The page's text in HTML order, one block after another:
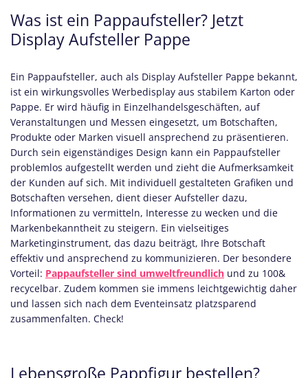
Was ist ein Pappaufsteller? Jetzt
Display Aufsteller Pappe
Ein Pappaufsteller, auch als Display Aufsteller Pappe bekannt,
ist ein wirkungsvolles Werbedisplay aus stabilem Karton oder
Pappe. Er wird häufig in Einzelhandelsgeschäften, auf
Veranstaltungen und Messen eingesetzt, um Botschaften,
Produkte oder Marken visuell ansprechend zu präsentieren.
Durch sein eigenständiges Design kann ein Pappaufsteller
problemlos aufgestellt werden und zieht die Aufmerksamkeit
der Kunden auf sich. Mit individuell gestalteten Grafiken und
Botschaften versehen, dient dieser Aufsteller dazu,
Informationen zu vermitteln, Interesse zu wecken und die
Markenbekanntheit zu steigern. Ein vielseitiges
Marketinginstrument, das dazu beiträgt, Ihre Botschaft
effektiv und ansprechend zu kommunizieren. Der besondere
Vorteil: Pappaufsteller sind umweltfreundlich und zu 100&
recycelbar. Zudem kommen sie immens leichtgewichtig daher
und lassen sich nach dem Eventeinsatz platzsparend
zusammenfalten. Check!
Lebensgroße Pappfigur bestellen?